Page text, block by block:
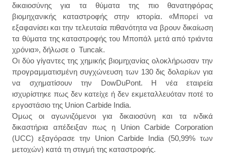
δικαιοσύνης για τα θύματα της πιο θανατηφόρας
βιομηχανικής καταστροφής στην ιστορία. «Μπορεί να
εξαφανίσει και την τελευταία πιθανότητα να βρουν δικαίωση
τα θύματα της καταστροφής του Μποπάλ μετά από τριάντα
χρόνια», δήλωσε ο Tuncak.
Οι δύο γίγαντες της χημικής βιομηχανίας ολοκλήρωσαν την
προγραμματισμένη συγχώνευση των 130 δις δολαρίων για
να σχηματίσουν την DowDuPont. Η νέα εταιρεία
ισχυρίστηκε πως δεν κατείχε ή δεν εκμεταλλευόταν ποτέ το
εργοστάσιο της Union Carbide India.
Όμως οι αγωνιζόμενοι για δικαιοσύνη και τα ινδικά
δικαστήρια απέδειξαν πως η Union Carbide Corporation
(UCC) εξαγόρασε την Union Carbide India (50,99% των
μετοχών) κατά τη στιγμή της καταστροφής.